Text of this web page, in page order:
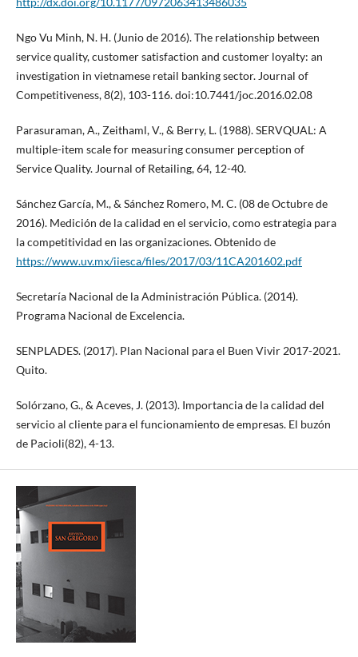
Ngo Vu Minh, N. H. (Junio de 2016). The relationship between
service quality, customer satisfaction and customer loyalty: an
investigation in vietnamese retail banking sector. Journal of
Competitiveness, 8(2), 103-116. doi:10.7441/joc.2016.02.08
Parasuraman, A., Zeithaml, V., & Berry, L. (1988). SERVQUAL: A
multiple-item scale for measuring consumer perception of
Service Quality. Journal of Retailing, 64, 12-40.
Sánchez García, M., & Sánchez Romero, M. C. (08 de Octubre de
2016). Medición de la calidad en el servicio, como estrategia para
la competitividad en las organizaciones. Obtenido de
https://www.uv.mx/iiesca/files/2017/03/11CA201602.pdf
Secretaría Nacional de la Administración Pública. (2014).
Programa Nacional de Excelencia.
SENPLADES. (2017). Plan Nacional para el Buen Vivir 2017-2021.
Quito.
Solórzano, G., & Aceves, J. (2013). Importancia de la calidad del
servicio al cliente para el funcionamiento de empresas. El buzón
de Pacioli(82), 4-13.